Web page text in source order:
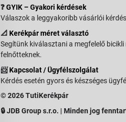
❓GYIK – Gyakori kérdések
Válaszok a leggyakoribb vásárlói
📐 Kerékpár méret választó
Segítünk kiválasztani a megfelelő
felnőtteknek.
📨Kapcsolat / Ügyfélszolgálat
Kérdés esetén gyors és készséges
© 2026 TutiKerékpár
🔒 JDB Group s.r.o. | Minden jog